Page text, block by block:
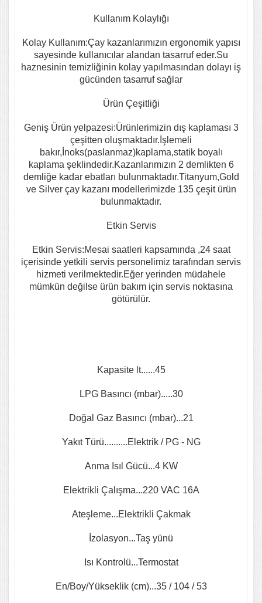
Kullanım Kolaylığı
Kolay Kullanım:Çay kazanlarımızın ergonomik yapısı
sayesinde kullanıcılar alandan tasarruf eder.Su
haznesinin temizliğinin kolay yapılmasından dolayı iş
gücünden tasarruf sağlar
Ürün Çeşitliği
Geniş Ürün yelpazesi:Ürünlerimizin dış kaplaması 3
çeşitten oluşmaktadır.İşlemeli
bakır,İnoks(paslanmaz)kaplama,statik boyalı
kaplama şeklindedir.Kazanlarımızın 2 demlikten 6
demliğe kadar ebatları bulunmaktadır.Titanyum,Gold
ve Silver çay kazanı modellerimizde 135 çeşit ürün
bulunmaktadır.
Etkin Servis
Etkin Servis:Mesai saatleri kapsamında ,24 saat
içerisinde yetkili servis personelimiz tarafından servis
hizmeti verilmektedir.Eğer yerinden müdahele
mümkün değilse ürün bakım için servis noktasına
götürülür.
Kapasite lt......45
LPG Basıncı (mbar).....30
Doğal Gaz Basıncı (mbar)...21
Yakıt Türü..........Elektrik / PG - NG
Anma Isıl Gücü...4 KW
Elektrikli Çalışma...220 VAC 16A
Ateşleme...Elektrikli Çakmak
İzolasyon...Taş yünü
Isı Kontrolü...Termostat
En/Boy/Yükseklik (cm)...35 / 104 / 53